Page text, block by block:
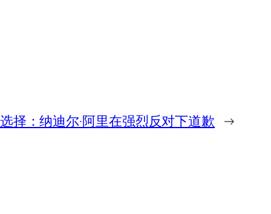
择：纳迪尔·阿里在强烈反对下道歉 →